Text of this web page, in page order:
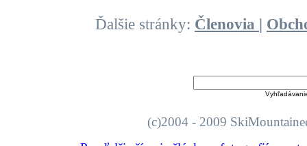
Ďalšie stránky: Členovia |
(c)2004 - 2009